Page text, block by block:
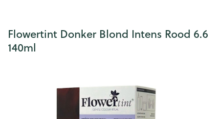
Flowertint Donker Blond Intens Rood 6.6
140ml